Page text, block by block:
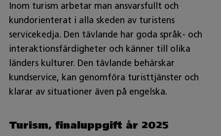
Inom turism arbetar man ansvarsfullt och
kundorienterat i alla skeden av turistens
servicekedja. Den tävlande har goda språk- och
interaktionsfärdigheter och känner till olika
länders kulturer. Den tävlande behärskar
kundservice, kan genomföra turisttjänster och
klarar av situationer även på engelska.
Turism, finaluppgift år 2025